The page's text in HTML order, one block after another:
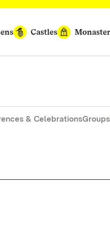
Castles
& CelebrationsGroups